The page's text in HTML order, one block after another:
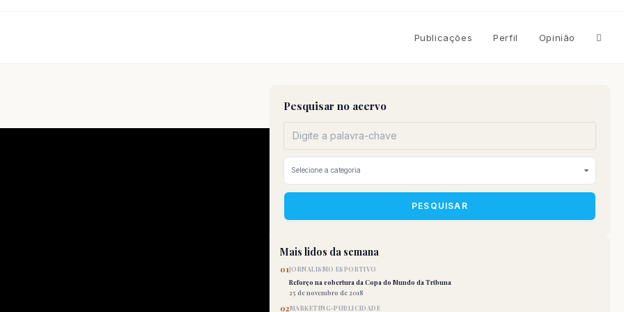
Publicações Perfil Opinião
Pesquisar no acervo
PESQUISAR
Mais lidos da semana
01JORNALISMO ESPORTIVO
Reforço na cobertura da Copa do Mundo da Tribuna
25 de novembro de 2018
02MARKETING-PUBLICIDADE